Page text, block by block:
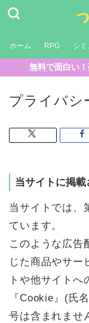
ホーム RPG シミ
無料で面白い
プライバシ
当サイトに掲
当サイトでは、
ています。
このような広告
じた商品やサー
トや他サイトへ
『Cookie』(氏
号は含まれませ